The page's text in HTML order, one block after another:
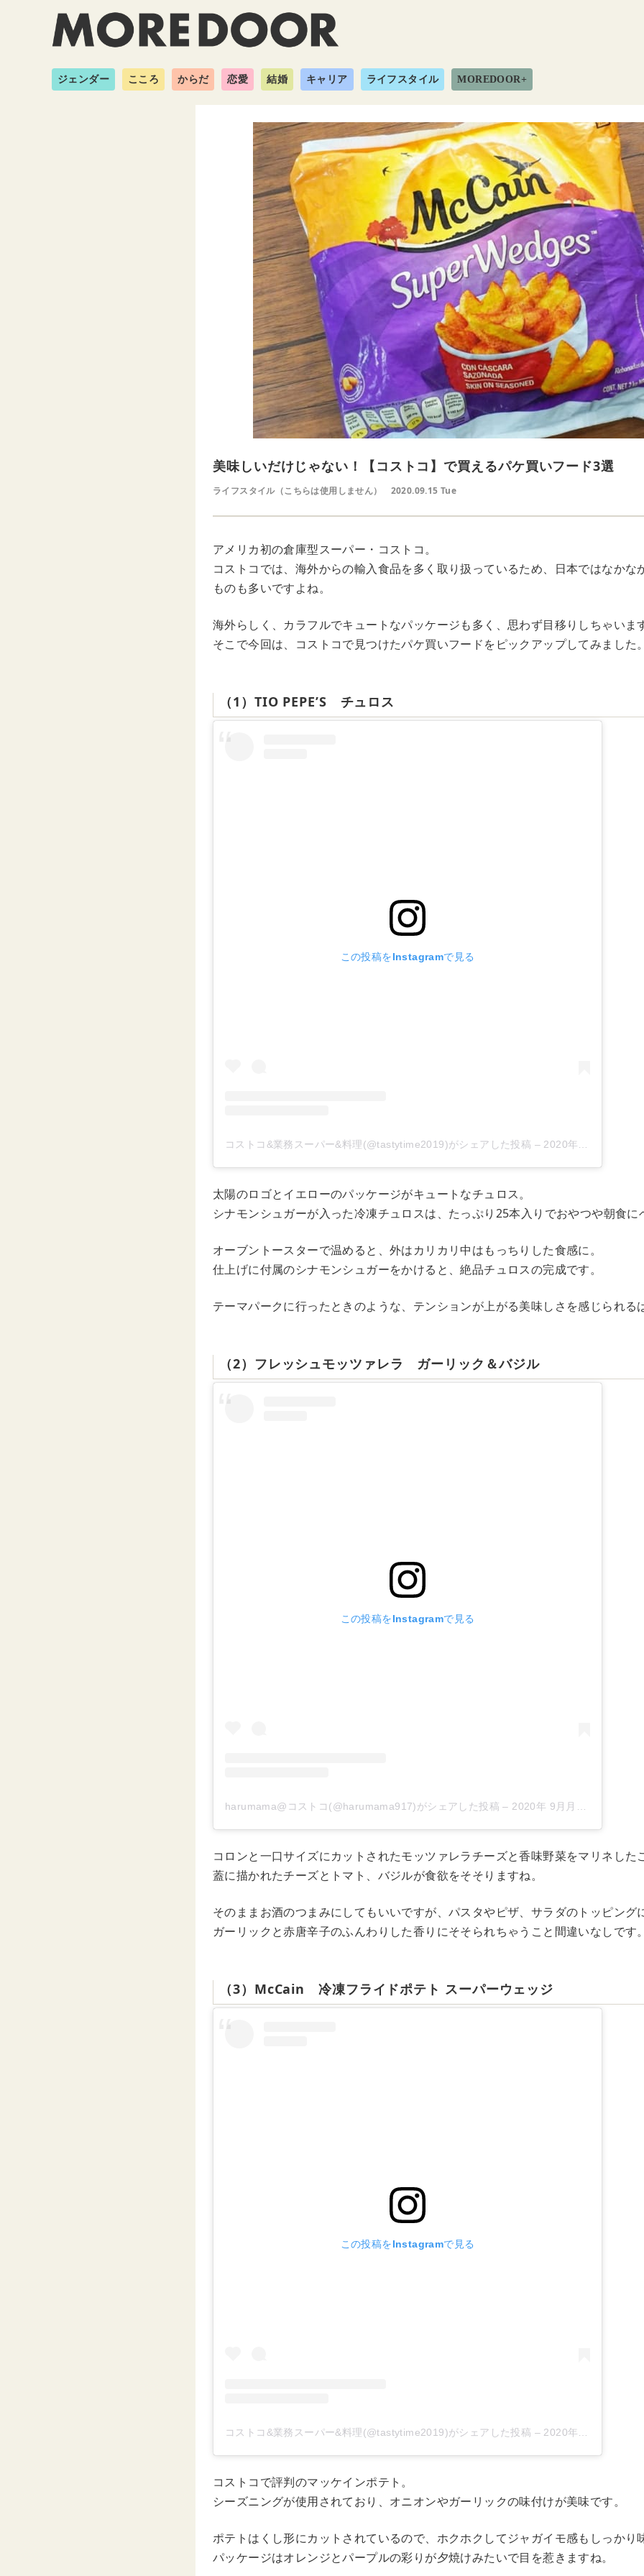
ジェンダー こころ からだ 恋愛 結婚 キャリア ライフスタイル MOREDOOR+
美味しいだけじゃない！【コストコ】で買えるパケ買いフード3選
ライフスタイル（こちらは使用しません） 2020.09.15 Tue
アメリカ初の倉庫型スーパー・コストコ。
コストコでは、海外からの輸入食品を多く取り扱っているため、日本ではなかな
ものも多いですよね。
海外らしく、カラフルでキュートなパッケージも多く、思わず目移りしちゃい
そこで今回は、コストコで見つけたパケ買いフードをピックアップしてみました
（1）TIO PEPE’S チュロス
この投稿をInstagramで見る
コストコ&業務スーパー&料理(@tastytime2019)がシェアした投稿 – 2020年 8月月29日午前5時33分PDT
太陽のロゴとイエローのパッケージがキュートなチュロス。
シナモンシュガーが入った冷凍チュロスは、たっぷり25本入りでおやつや朝食に
オーブントースターで温めると、外はカリカリ中はもっちりした食感に。
仕上げに付属のシナモンシュガーをかけると、絶品チュロスの完成です。
テーマパークに行ったときのような、テンションが上がる美味しさを感じられる
（2）フレッシュモッツァレラ ガーリック＆バジル
この投稿をInstagramで見る
harumama@コストコ(@harumama917)がシェアした投稿 – 2020年 9月月5日午後9時40分PDT
コロンと一口サイズにカットされたモッツァレラチーズと香味野菜をマリネした
蓋に描かれたチーズとトマト、バジルが食欲をそそりますね。
そのままお酒のつまみにしてもいいですが、パスタやピザ、サラダのトッピング
ガーリックと赤唐辛子のふんわりした香りにそそられちゃうこと間違いなしです
（3）McCain 冷凍フライドポテト スーパーウェッジ
この投稿をInstagramで見る
コストコ&業務スーパー&料理(@tastytime2019)がシェアした投稿 – 2020年 8月月12日午前12時59分PDT
コストコで評判のマッケインポテト。
シーズニングが使用されており、オニオンやガーリックの味付けが美味です。
ポテトはくし形にカットされているので、ホクホクしてジャガイモ感もしっかり
パッケージはオレンジとパープルの彩りが夕焼けみたいで目を惹きますね。